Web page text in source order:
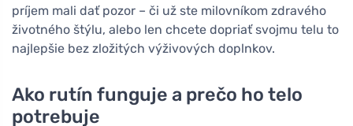
príjem mali dať pozor – či už ste milovníkom zdravého
životného štýlu, alebo len chcete dopriať svojmu telu to
najlepšie bez zložitých výživových doplnkov.
Ako rutín funguje a prečo ho telo
potrebuje